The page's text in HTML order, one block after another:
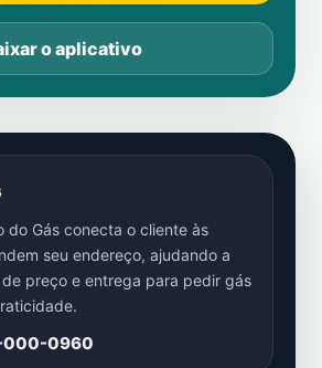
o aplicativo
do Gás conecta o cliente às
seu endereço, ajudando a
preço e entrega para pedir gás
000-0960